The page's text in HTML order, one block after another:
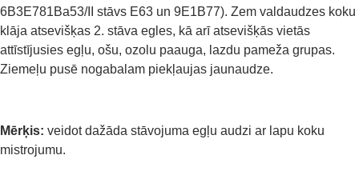
6B3E781Ba53/II stāvs E63 un 9E1B77). Zem valdaudzes koku
klāja atsevišķas 2. stāva egles, kā arī atsevišķās vietās
attīstījusies egļu, ošu, ozolu paauga, lazdu pameža grupas.
Ziemeļu pusē nogabalam piekļaujas jaunaudze.
Mērķis: veidot dažāda stāvojuma egļu audzi ar lapu koku
mistrojumu.